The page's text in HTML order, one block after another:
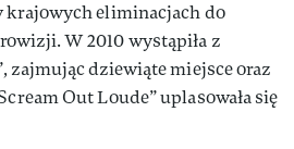
krajowych eliminacjach do
W 2010 wystąpiła z
zajmując dziewiąte miejsce oraz
Out Loude” uplasowała się